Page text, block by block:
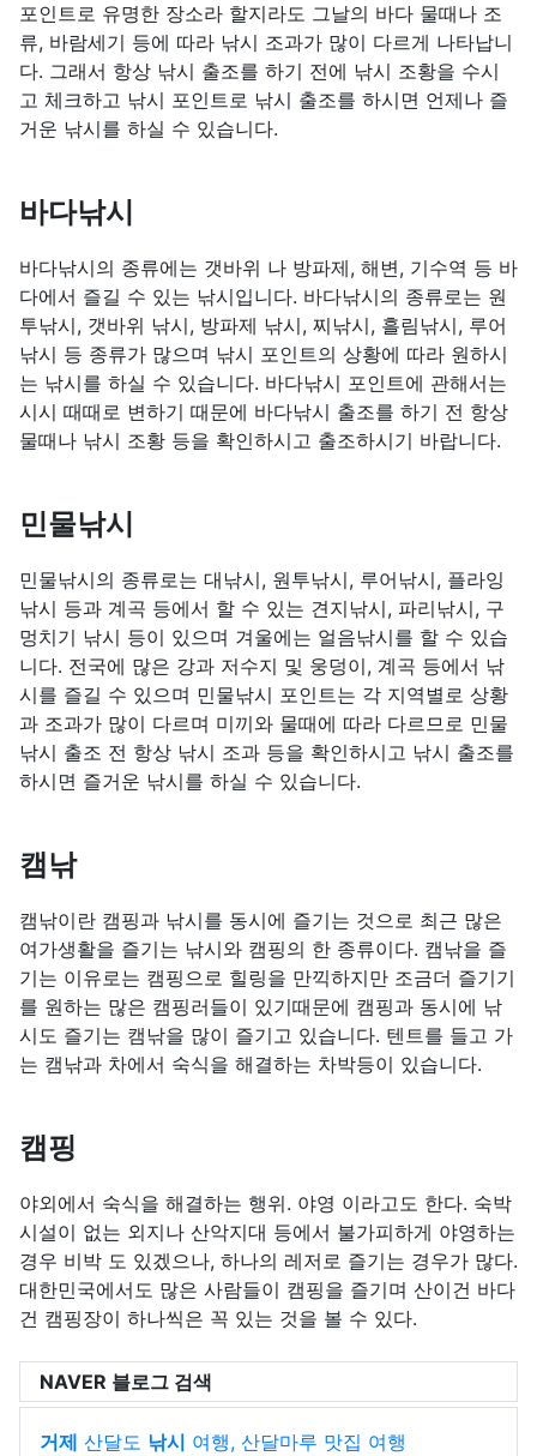
포인트로 유명한 장소라 할지라도 그날의 바다 물때나 조
류, 바람세기 등에 따라 낚시 조과가 많이 다르게 나타납니
다. 그래서 항상 낚시 출조를 하기 전에 낚시 조황을 수시
고 체크하고 낚시 포인트로 낚시 출조를 하시면 언제나 즐
거운 낚시를 하실 수 있습니다.
바다낚시
바다낚시의 종류에는 갯바위 나 방파제, 해변, 기수역 등 바
다에서 즐길 수 있는 낚시입니다. 바다낚시의 종류로는 원
투낚시, 갯바위 낚시, 방파제 낚시, 찌낚시, 흘림낚시, 루어
낚시 등 종류가 많으며 낚시 포인트의 상황에 따라 원하시
는 낚시를 하실 수 있습니다. 바다낚시 포인트에 관해서는
시시 때때로 변하기 때문에 바다낚시 출조를 하기 전 항상
물때나 낚시 조황 등을 확인하시고 출조하시기 바랍니다.
민물낚시
민물낚시의 종류로는 대낚시, 원투낚시, 루어낚시, 플라잉
낚시 등과 계곡 등에서 할 수 있는 견지낚시, 파리낚시, 구
멍치기 낚시 등이 있으며 겨울에는 얼음낚시를 할 수 있습
니다. 전국에 많은 강과 저수지 및 웅덩이, 계곡 등에서 낚
시를 즐길 수 있으며 민물낚시 포인트는 각 지역별로 상황
과 조과가 많이 다르며 미끼와 물때에 따라 다르므로 민물
낚시 출조 전 항상 낚시 조과 등을 확인하시고 낚시 출조를
하시면 즐거운 낚시를 하실 수 있습니다.
캠낚
캠낚이란 캠핑과 낚시를 동시에 즐기는 것으로 최근 많은
여가생활을 즐기는 낚시와 캠핑의 한 종류이다. 캠낚을 즐
기는 이유로는 캠핑으로 힐링을 만끽하지만 조금더 즐기기
를 원하는 많은 캠핑러들이 있기때문에 캠핑과 동시에 낚
시도 즐기는 캠낚을 많이 즐기고 있습니다. 텐트를 들고 가
는 캠낚과 차에서 숙식을 해결하는 차박등이 있습니다.
캠핑
야외에서 숙식을 해결하는 행위. 야영 이라고도 한다. 숙박
시설이 없는 외지나 산악지대 등에서 불가피하게 야영하는
경우 비박 도 있겠으나, 하나의 레저로 즐기는 경우가 많다.
대한민국에서도 많은 사람들이 캠핑을 즐기며 산이건 바다
건 캠핑장이 하나씩은 꼭 있는 것을 볼 수 있다.
NAVER 블로그 검색
거제 산달도 낚시 여행, 산달마루 맛집 여행